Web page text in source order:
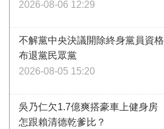
2026-08-06 12:29
不解黨中央決議開除終身黨員資
布退黨民眾黨
2026-08-05 15:20
吳乃仁欠1.7億爽搭豪車上健身
怎跟賴清德乾爹比？